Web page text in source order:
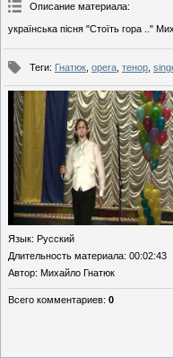
Описание материала:
українська пісня "Стоїть гора .."
Теги: Гнатюк opera тенор
Язык: Русский
Длительность материала: 00:02:43
Автор: Михайло Гнатюк
Всего комментариев: 0